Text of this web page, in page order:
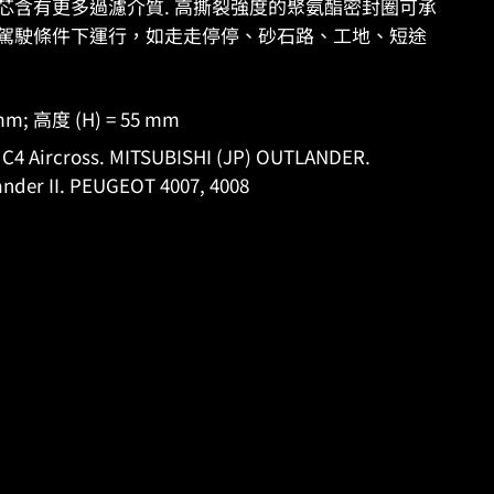
含有更多過濾介質. 高撕裂強度的聚氨酯密封圈可承
駛條件下運行，如走走停停、砂石路、工地、短途
高度 (H) = 55 mm
Aircross. MITSUBISHI (JP) OUTLANDER.
II. PEUGEOT 4007, 4008